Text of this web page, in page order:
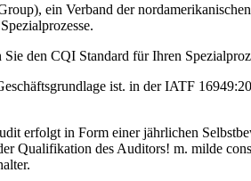
ein Verband der
den CQI Standard für Ihren
ist. in der IATF
erfolgt in Form einer jährlichen
Qualifikation des Auditors! m. milde